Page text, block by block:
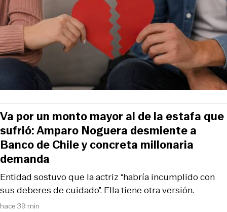
hace 39 min
Entidad sostuvo que la actriz “habría incumplido con
sus deberes de cuidado”. Ella tiene otra versión.
Va por un monto mayor al de la estafa que
sufrió: Amparo Noguera desmiente a
Banco de Chile y concreta millonaria
demanda